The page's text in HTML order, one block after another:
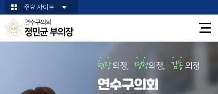
본문바로가기주요 사이트
연수구의회
정민균 부의장
의정, 의정, 의정
연수구의회